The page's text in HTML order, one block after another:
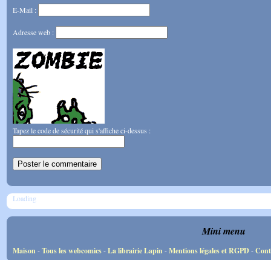
E-Mail :
Adresse web :
Tapez le code de sécurité qui s'affiche ci-dessus :
Loading
Mini menu
Maison-Tous les webcomics-La librairie Lapin-Mentions légales et RGPD-